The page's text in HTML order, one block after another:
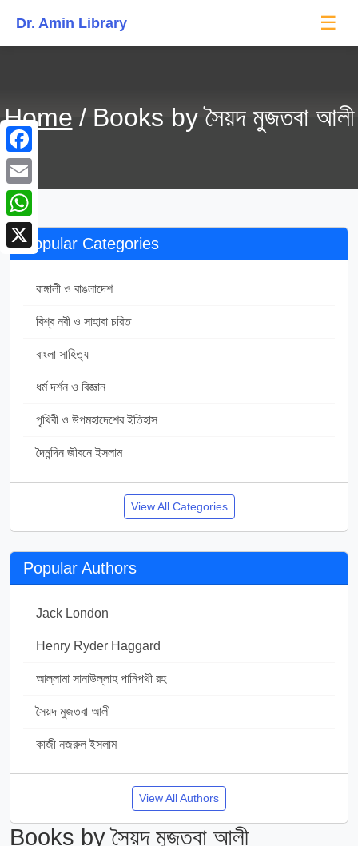
Dr. Amin Library ☰
Home Books by সৈয়দ মুজতবা আলী
Popular Categories
বাঙ্গালী ও বাঙলাদেশ
বিশ্ব নবী ও সাহাবা চরিত
বাংলা সাহিত্য
ধর্ম দর্শন ও বিজ্ঞান
পৃথিবী ও উপমহাদেশের ইতিহাস
দৈনন্দিন জীবনে ইসলাম
View All Categories
Popular Authors
Jack London
Henry Ryder Haggard
আল্লামা সানাউল্লাহ পানিপথী রহ
সৈয়দ মুজতবা আলী
কাজী নজরুল ইসলাম
View All Authors
Books by সৈয়দ মুজতবা আলী
Facebook
Email
WhatsApp
X